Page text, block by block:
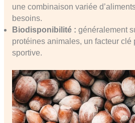
une combinaison variée
besoins.
Biodisponibilité : généralement
protéines animales, un facteur clé
sportive.